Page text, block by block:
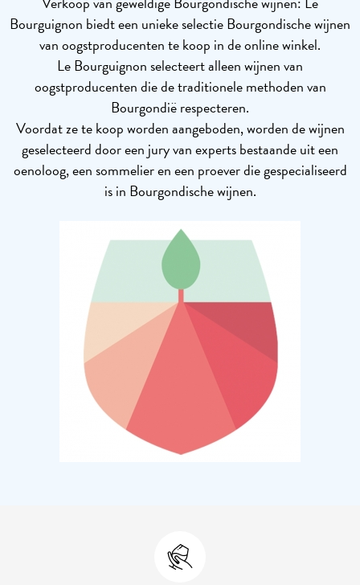
Bourguignon biedt een unieke selectie Bourgondische wijnen
van oogstproducenten te koop in de online winkel.
Le Bourguignon selecteert alleen wijnen van
oogstproducenten die de traditionele methoden van
Bourgondië respecteren.
Voordat ze te koop worden aangeboden, worden de wijnen
geselecteerd door een jury van experts bestaande uit een
oenoloog, een sommelier en een proever die gespecialiseerd
is in Bourgondische wijnen.